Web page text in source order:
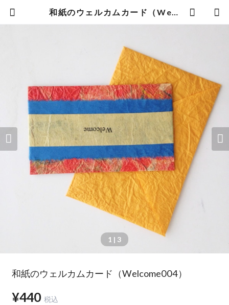
和紙のウェルカムカード（Welcome004） | 暮らしの中の和紙のかたち
1 | 3
和紙のウェルカムカード（Welcome004）
¥440 税込